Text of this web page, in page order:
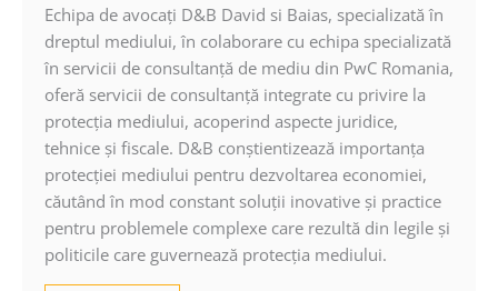
Echipa de avocaţi D&B David si Baias, specializată în
dreptul mediului, în colaborare cu echipa specializată
în servicii de consultanţă de mediu din PwC Romania,
oferă servicii de consultanţă integrate cu privire la
protecţia mediului, acoperind aspecte juridice,
tehnice şi fiscale. D&B conştientizează importanţa
protecţiei mediului pentru dezvoltarea economiei,
căutând în mod constant soluţii inovative şi practice
pentru problemele complexe care rezultă din legile şi
politicile care guvernează protecţia mediului.